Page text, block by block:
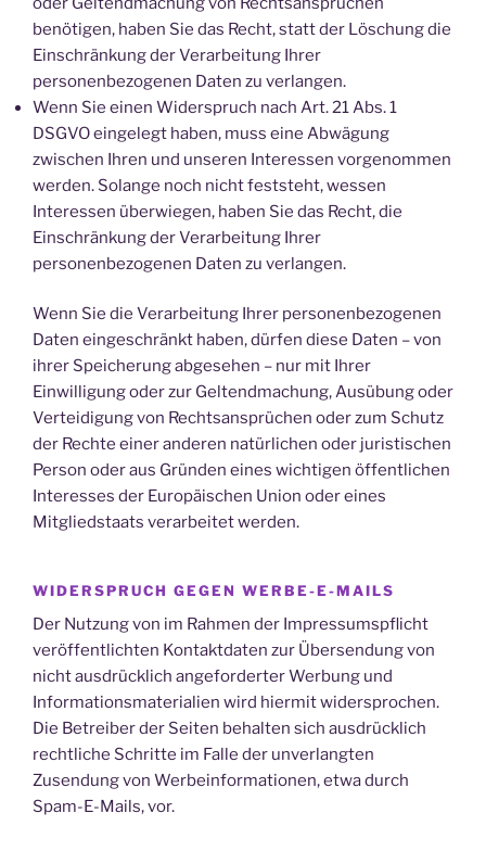
benötigen, haben Sie das Recht, statt der Löschung die
Einschränkung der Verarbeitung Ihrer
personenbezogenen Daten zu verlangen.
Wenn Sie einen Widerspruch nach Art. 21 Abs. 1
DSGVO eingelegt haben, muss eine Abwägung
zwischen Ihren und unseren Interessen vorgenommen
werden. Solange noch nicht feststeht, wessen
Interessen überwiegen, haben Sie das Recht, die
Einschränkung der Verarbeitung Ihrer
personenbezogenen Daten zu verlangen.
Wenn Sie die Verarbeitung Ihrer personenbezogenen
Daten eingeschränkt haben, dürfen diese Daten – von
ihrer Speicherung abgesehen – nur mit Ihrer
Einwilligung oder zur Geltendmachung, Ausübung oder
Verteidigung von Rechtsansprüchen oder zum Schutz
der Rechte einer anderen natürlichen oder juristischen
Person oder aus Gründen eines wichtigen öffentlichen
Interesses der Europäischen Union oder eines
Mitgliedstaats verarbeitet werden.
WIDERSPRUCH GEGEN WERBE-E-MAILS
Der Nutzung von im Rahmen der Impressumspflicht
veröffentlichten Kontaktdaten zur Übersendung von
nicht ausdrücklich angeforderter Werbung und
Informationsmaterialien wird hiermit widersprochen.
Die Betreiber der Seiten behalten sich ausdrücklich
rechtliche Schritte im Falle der unverlangten
Zusendung von Werbeinformationen, etwa durch
Spam-E-Mails, vor.